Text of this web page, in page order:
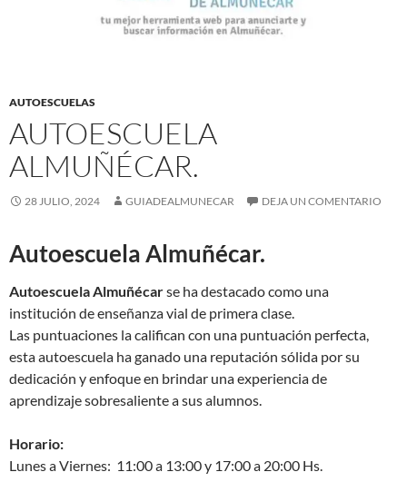
AUTOESCUELAS
AUTOESCUELA
ALMUÑÉCAR.
28 JULIO, 2024 GUIADEALMUNECAR DEJA UN COMENTARIO
Autoescuela Almuñécar.
Autoescuela Almuñécarse ha destacado como una
institución de enseñanza vial de primera clase.
Las puntuaciones la califican con una puntuación perfecta,
esta autoescuela ha ganado una reputación sólida por su
dedicación y enfoque en brindar una experiencia de
aprendizaje sobresaliente a sus alumnos.
Horario:
Lunes a Viernes: 11:00 a 13:00 y 17:00 a 20:00 Hs.